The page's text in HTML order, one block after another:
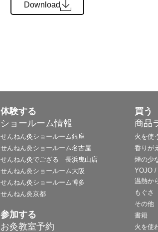
Download
体験する
ショールーム情報
せんねん灸ショールーム銀座
せんねん灸ショールーム名古屋
せんねん灸でござる 長浜曳山店
せんねん灸ショールーム大阪
せんねん灸ショールーム博多
せんねん灸京都
参加する
お灸教室予約
買う
商品
火を使
香りが
煙の少
YOJO /
温熱か
もぐさ
その他
書籍
火を使